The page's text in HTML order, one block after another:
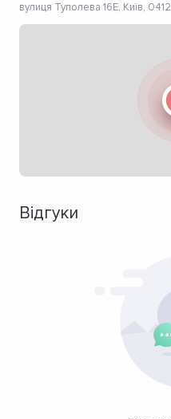
вулиця Туполева 16Е, Київ,
Відгуки